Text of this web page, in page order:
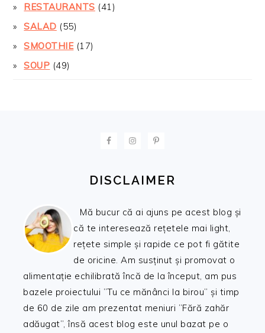
RESTAURANTS (41)
SALAD (55)
SMOOTHIE(17)
SOUP (49)
DISCLAIMER
Mă bucur că ai ajuns pe acest blog și
că te interesează rețetele mai light,
rețete simple și rapide ce pot fi gătite
de oricine. Am susținut și promovat o
alimentație echilibrată încă de la început, am pus
bazele proiectului ”Tu ce mănânci la birou” și timp
de 60 de zile am prezentat meniuri ”Fără zahăr
adăugat”, însă acest blog este unul bazat pe o